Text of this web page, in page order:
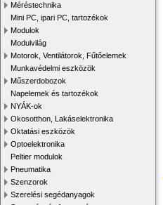
Méréstechnika
Mini PC, ipari PC, tartozékok
Modulok
Modulvilág
Motorok, Ventilátorok, Fűtőelemek
Munkavédelmi eszközök
Műszerdobozok
Napelemek és tartozékok
NYÁK-ok
Okosotthon, Lakáselektronika
Oktatási eszközök
Optoelektronika
Peltier modulok
Pneumatika
Szenzorok
Szerelési segédanyagok